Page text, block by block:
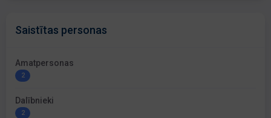
Saistītas personas
Amatpersonas
2
Dalībnieki
2